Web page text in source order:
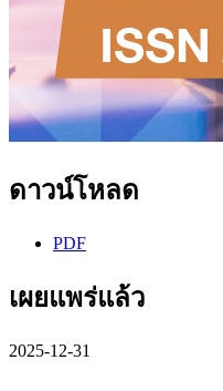
ดาวน์โหลด
PDF
เผยแพร่แล้ว
2025-12-31